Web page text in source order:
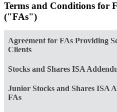
Terms and Conditions for
("FAs")
Agreement for FAs Providing
Clients
Stocks and Shares ISA
Junior Stocks and Shares ISA
FAs